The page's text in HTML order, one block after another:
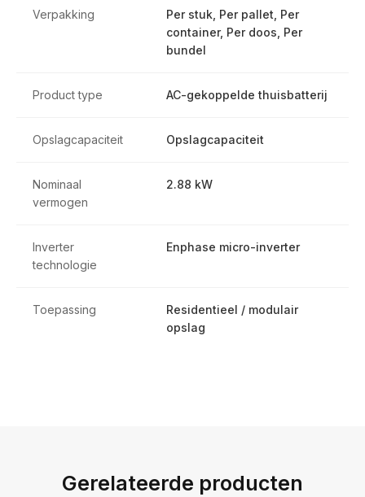
Verpakking
Per stuk, Per pallet, Per
container, Per doos, Per
bundel
Product type AC-gekoppelde thuisbatterij
Opslagcapaciteit Opslagcapaciteit
Nominaal
vermogen
2.88 kW
Inverter
technologie
Enphase micro-inverter
Toepassing
Residentieel / modulair
opslag
Gerelateerde producten